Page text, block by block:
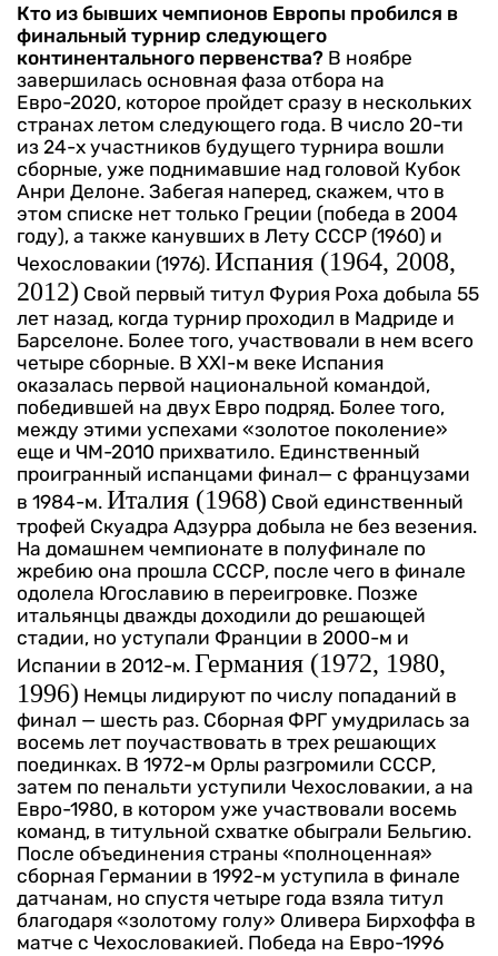
Кто из бывших чемпионов Европы пробился в
финальный турнир следующего
континентального первенства? В ноябре
завершилась основная фаза отбора на
Евро-2020, которое пройдет сразу в нескольких
странах летом следующего года. В число 20-ти
из 24-х участников будущего турнира вошли
сборные, уже поднимавшие над головой Кубок
Анри Делоне. Забегая наперед, скажем, что в
этом списке нет только Греции (победа в 2004
году), а также канувших в Лету СССР (1960) и
Чехословакии (1976). Испания (1964, 2008,
2012) Свой первый титул Фурия Роха добыла 55
лет назад, когда турнир проходил в Мадриде и
Барселоне. Более того, участвовали в нем всего
четыре сборные. В XXI-м веке Испания
оказалась первой национальной командой,
победившей на двух Евро подряд. Более того,
между этими успехами «золотое поколение»
еще и ЧМ-2010 прихватило. Единственный
проигранный испанцами финал— с французами
в 1984-м. Италия (1968) Свой единственный
трофей Скуадра Адзурра добыла не без везения.
На домашнем чемпионате в полуфинале по
жребию она прошла СССР, после чего в финале
одолела Югославию в переигровке. Позже
итальянцы дважды доходили до решающей
стадии, но уступали Франции в 2000-м и
Испании в 2012-м. Германия (1972, 1980,
1996) Немцы лидируют по числу попаданий в
финал — шесть раз. Сборная ФРГ умудрилась за
восемь лет поучаствовать в трех решающих
поединках. В 1972-м Орлы разгромили СССР,
затем по пенальти уступили Чехословакии, а на
Евро-1980, в котором уже участвовали восемь
команд, в титульной схватке обыграли Бельгию.
После объединения страны «полноценная»
сборная Германии в 1992-м уступила в финале
датчанам, но спустя четыре года взяла титул
благодаря «золотому голу» Оливера Бирхоффа в
матче с Чехословакией. Победа на Евро-1996